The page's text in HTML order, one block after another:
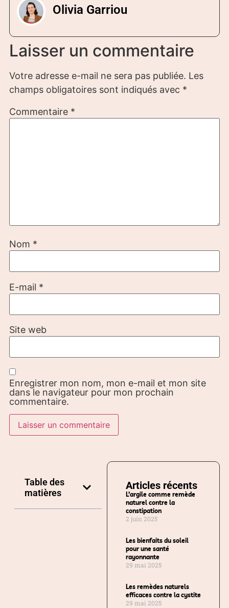
Olivia Garriou
Laisser un commentaire
Votre adresse e-mail ne sera pas publiée. Les
champs obligatoires sont indiqués avec *
Commentaire *
Nom *
E-mail *
Site web
Enregistrer mon nom, mon e-mail et mon site
dans le navigateur pour mon prochain
commentaire.
Table des
matières
Articles récents
L’argile comme remède
naturel contre la
constipation
2 juin 2025
Les bienfaits du soleil
pour une santé
rayonnante
29 mai 2025
Les remèdes naturels
efficaces contre la cystite
29 mai 2025